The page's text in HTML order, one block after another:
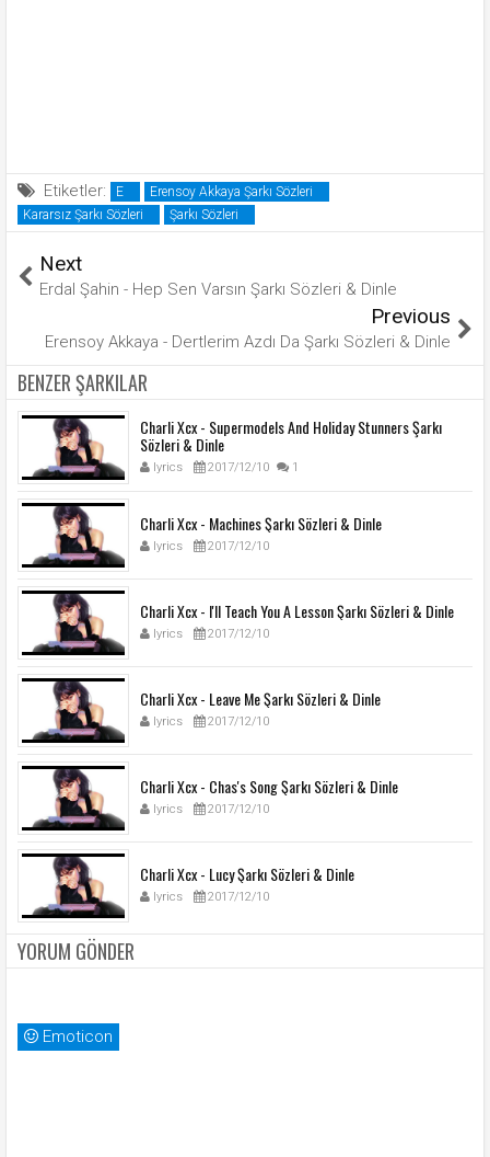
Etiketler: E
Erensoy Akkaya Şarkı Sözleri
Kararsız Şarkı Sözleri
Şarkı Sözleri
Next
Erdal Şahin - Hep Sen Varsın Şarkı Sözleri & Dinle
Previous
Erensoy Akkaya - Dertlerim Azdı Da Şarkı Sözleri & Dinle
BENZER ŞARKILAR
Charli Xcx - Supermodels And Holiday Stunners Şarkı
Sözleri & Dinle
lyrics 2017/12/10 1
Charli Xcx - Machines Şarkı Sözleri & Dinle
lyrics 2017/12/10
Charli Xcx - I'll Teach You A Lesson Şarkı Sözleri & Dinle
lyrics 2017/12/10
Charli Xcx - Leave Me Şarkı Sözleri & Dinle
lyrics 2017/12/10
Charli Xcx - Chas's Song Şarkı Sözleri & Dinle
lyrics 2017/12/10
Charli Xcx - Lucy Şarkı Sözleri & Dinle
lyrics 2017/12/10
YORUM GÖNDER
Emoticon